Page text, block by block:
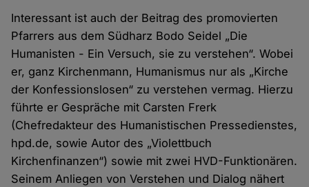
Interessant ist auch der Beitrag des promovierten
Pfarrers aus dem Südharz Bodo Seidel „Die
Humanisten - Ein Versuch, sie zu verstehen“. Wobei
er, ganz Kirchenmann, Humanismus nur als „Kirche
der Konfessionslosen“ zu verstehen vermag. Hierzu
führte er Gespräche mit Carsten Frerk
(Chefredakteur des Humanistischen Pressedienstes,
hpd.de, sowie Autor des „Violettbuch
Kirchenfinanzen“) sowie mit zwei HVD-Funktionären.
Seinem Anliegen von Verstehen und Dialog nähert